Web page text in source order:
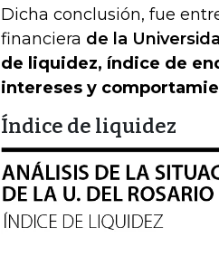
Dicha conclusión, fue
financiera de la
de liquidez, índice de
intereses y
Índice de liquidez